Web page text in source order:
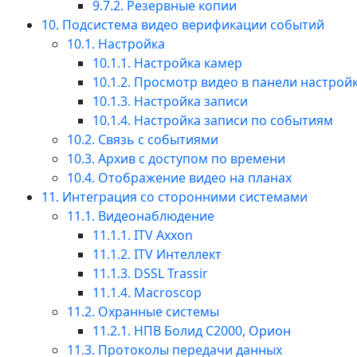
9.7.2. Резервные копии
10. Подсистема видео верификации событий
10.1. Настройка
10.1.1. Настройка камер
10.1.2. Просмотр видео в панели
10.1.3. Настройка записи
10.1.4. Настройка записи по событиям
10.2. Связь с событиями
10.3. Архив с доступом по времени
10.4. Отображение видео на планах
11. Интеграция со сторонними системами
11.1. Видеонаблюдение
11.1.1. ITV Axxon
11.1.2. ITV Интеллект
11.1.3. DSSL Trassir
11.1.4. Macroscop
11.2. Охранные системы
11.2.1. НПВ Болид С2000, Орион
11.3. Протоколы передачи данных